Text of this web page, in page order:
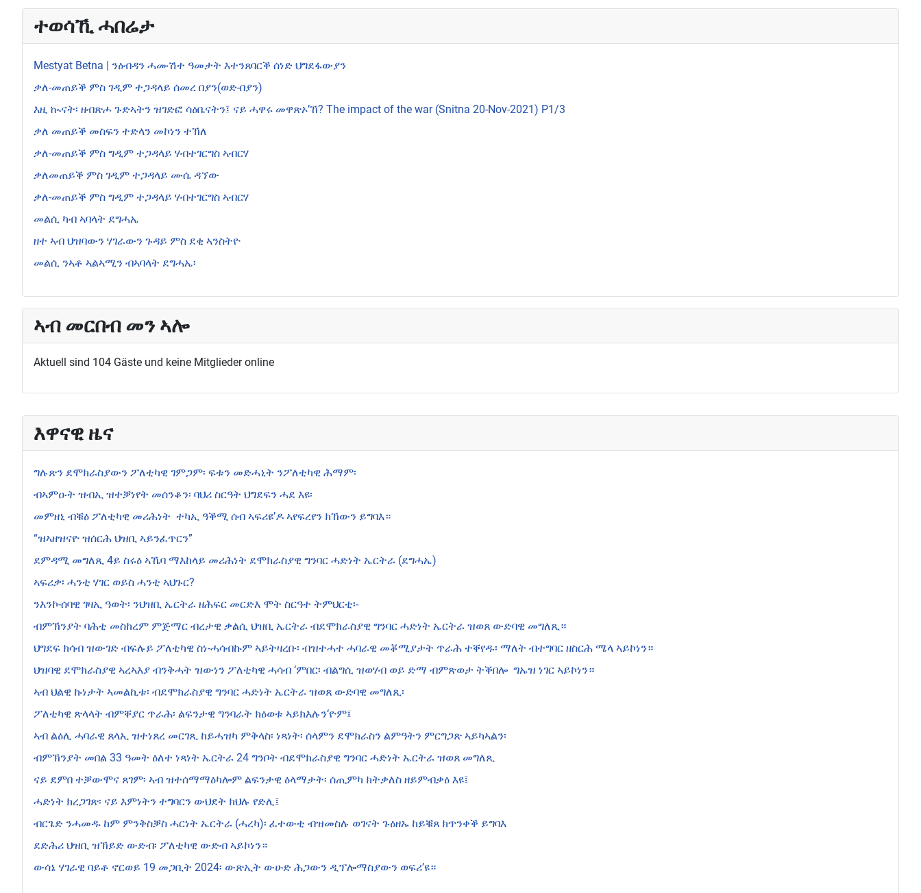
እዋናዊ ዜና
ግሉጽን ደሞክራስያውን ፖለቲካዊ ገምጋም፡ ፍቱን መድሓኒት ንፖለቲካዊ ሕማም፡
ብኣምዑት ዝብኢ ዝተቓነየት መሰንቆን፡ ባህሪ ስርዓት ህግደፍን ሓደ እዩ፡
መምዘኒ ብቑዕ ፖለቲካዊ መሪሕነት ተካኢ ዓቕሚ ሰብ ኣፍሪዩ’ዶ ኣየፍረየን ክኸውን ይግባእ።
“ዝኣዘዝናዮ ዝሰርሕ ህዝቢ ኣይንፈጥርን”
ደምዳሚ መግለጺ 4ይ ስሩዕ ኣኼባ ማእከላይ መሪሕነት ደሞክራስያዊ ግንባር ሓድነት ኤርትራ (ደግሓኤ)
ኣፍሪቃ፡ ሓንቲ ሃገር ወይስ ሓንቲ ኣህጉር?
ንእንኮ-ሰባዊ ገዛኢ ዓወት፡ ንህዝቢ ኤርትራ ዘሕፍር መርድእ ሞት ስርዓተ ትምህርቲ፡-
ብምኽንያት ባሕቲ መስከረም ምጅማር ብረታዊ ቃልሲ ህዝቢ ኤርትራ ብደሞክራስያዊ ግንባር ሓድነት ኤርትራ ዝወጸ ውድባዊ መግለጺ።
ህግደፍ ክሳብ ዝውገድ ብፍሉይ ፖለቲካዊ ስነ-ሓሳብኩም ኣይትዛረቡ፡ ብዝተሓተ ሓባራዊ መቖሚያታት ጥራሕ ተቐየዱ፡ ማለት ብተግባር ዘስርሕ ሜላ ኣይኮነን።
ህዝባዊ ደሞክራስያዊ ኣረኣእያ ብንቅሓት ዝውነን ፖለቲካዊ ሓሳብ ‘ምበር፡ ብልግሲ ዝወሃብ ወይ ድማ ብምጽወታ ትቕበሎ ግኡዝ ነገር ኣይኮነን።
ኣብ ህልዊ ኩነታት ኣመልኪቱ፡ ብደሞክራስያዊ ግንባር ሓድነት ኤርትራ ዝወጸ ውድባዊ መግለጺ፡
ፖለቲካዊ ጽላላት ብምቐያር ጥራሕ፡ ልፍንታዊ ግንባራት ክዕወቱ ኣይክእሉን‘ዮም፤
ኣብ ልዕሊ ሓባራዊ ጸላኢ ዝተነጸረ መርገጺ ከይሓዝካ ምቅላስ፡ ነጻነት፡ ሰላምን ደሞክራስን ልምዓትን ምርግጋጽ ኣይካኣልን፡
ብምኽንያት መበል 33 ዓመት ዕለተ ነጻነት ኤርትራ 24 ግንቦት ብደሞክራስያዊ ግንባር ሓድነት ኤርትራ ዝወጸ መግለጺ
ናይ ደምበ ተቓውሞና ጸገም፡ ኣብ ዝተሰማማዕካሎም ልፍንታዊ ዕላማታት፡ ሰጢምካ ክትቃለስ ዘይምብቃዕ እዩ፤
ሓድነት ክረጋገጽ፡ ናይ እምነትን ተግባርን ውህደት ክህሉ የድሊ፤
ብርጌድ ንሓመዱ ከም ምንቅስቓስ ሓርነት ኤርትራ (ሓረካ)፡ ፈተውቲ ብዝመስሉ ወገናት ጉዕዘኡ ከይቑጸ ክጥንቀቕ ይግባእ
ደድሕሪ ህዝቢ ዝኸይድ ውድብ፡ ፖለቲካዊ ውድብ ኣይኮነን።
ውሳኔ ሃገራዊ ባይቶ ኖርወይ 19 መጋቢት 2024፡ ውጽኢት ውሁድ ሕጋውን ዲፕሎማስያውን ወፍሪ’ዩ።
ተወሳኺ ሓበሬታ
Mestyat Betna | ንዕብዳን ሓሙሽተ ዓመታት እተንጸባርቕ ሰነድ ህግደፋውያን
ቃለ-መጠይቕ ምስ ገዲም ተጋዳላይ ሰመረ በያን(ወድ-በያን)
እዚ ኲናት፡ ዘብጽሖ ጉድኣትን ዝገድፎ ሳዕቤናትን፤ ናይ ሓዋሩ መዋጽኦ’ኸ? The impact of the war (Snitna 20-Nov-2021) P1/3
ቃለ መጠይቕ መስፍን ተድላን መኮነን ተኽለ
ቃለ-መጠይቕ ምስ ግዲም ተጋዳላይ ሃብተገርግስ ኣብርሃ
ቃለመጠይቕ ምስ ገዲም ተጋዳላይ ሙሴ ዳኘው
ቃለ-መጠይቕ ምስ ግዲም ተጋዳላይ ሃብተገርግስ ኣብርሃ
መልሲ ካብ ኣባላት ደግሓኤ
ዘተ ኣብ ህዝባውን ሃገራውን ጉዳይ ምስ ደቂ ኣንስትዮ
መልሲ ንኣቶ ኣልኣሚን ብኣባላት ደግሓኤ፡
ኣብ መርበብ መን ኣሎ
Aktuell sind 104 Gäste und keine Mitglieder online